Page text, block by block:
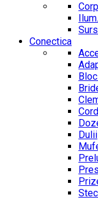
Conectica
Dulii